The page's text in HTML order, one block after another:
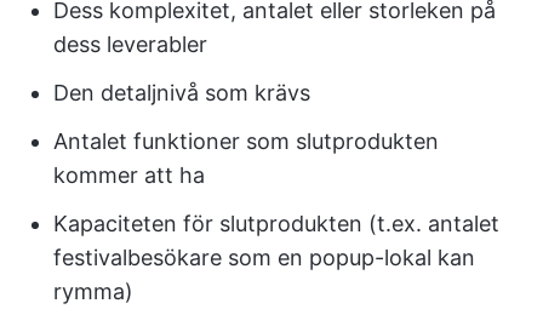
Dess komplexitet, antalet eller storleken på
dess leverabler
Den detaljnivå som krävs
Antalet funktioner som slutprodukten
kommer att ha
Kapaciteten för slutprodukten (t.ex. antalet
festivalbesökare som en popup-lokal kan
rymma)